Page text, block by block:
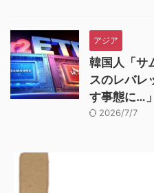
アジア
韓国人「サ
スのレバレ
す事態に…
2026/7/7